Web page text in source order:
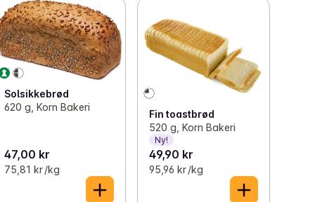
Solsikkebrød
620 g, Korn Bakeri
47,00 kr
75,81 kr /kg
Fin toastbrød
520 g, Korn Bakeri
Ny!
49,90 kr
95,96 kr /kg